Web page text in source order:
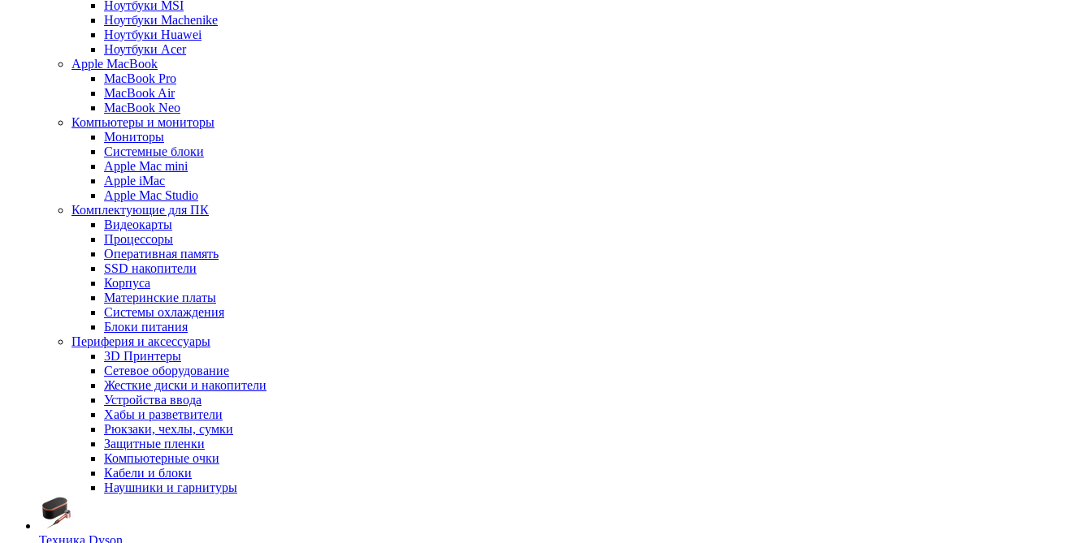
Ноутбуки MSI
Ноутбуки Machenike
Ноутбуки Huawei
Ноутбуки Acer
Apple MacBook
MacBook Pro
MacBook Air
MacBook Neo
Компьютеры и мониторы
Мониторы
Системные блоки
Apple Mac mini
Apple iMac
Apple Mac Studio
Комплектующие для ПК
Видеокарты
Процессоры
Оперативная память
SSD накопители
Корпуса
Материнские платы
Системы охлаждения
Блоки питания
Периферия и аксессуары
3D Принтеры
Сетевое оборудование
Жесткие диски и накопители
Устройства ввода
Хабы и разветвители
Рюкзаки, чехлы, сумки
Защитные пленки
Компьютерные очки
Кабели и блоки
Наушники и гарнитуры
Техника Dyson